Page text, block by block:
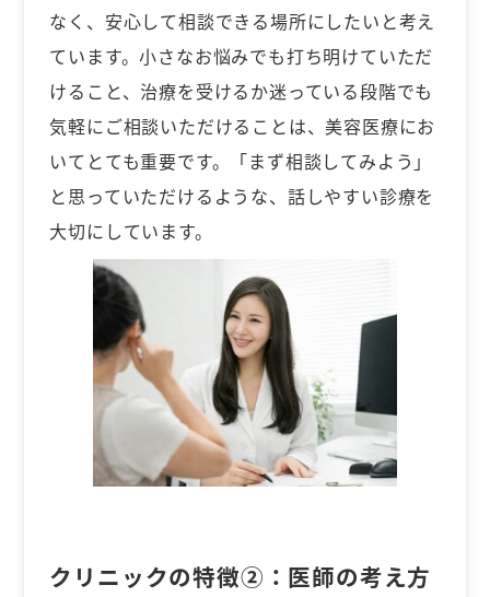
なく、安心して相談できる場所にしたいと考え
ています。小さなお悩みでも打ち明けていただ
けること、治療を受けるか迷っている段階でも
気軽にご相談いただけることは、美容医療にお
いてとても重要です。「まず相談してみよう」
と思っていただけるような、話しやすい診療を
大切にしています。
クリニックの特徴②： 医師の考え方